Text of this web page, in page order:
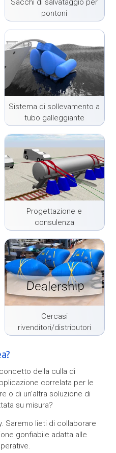
Sacchi di salvataggio per
pontoni
Sistema di sollevamento a
tubo galleggiante
gonfiabile
Progettazione e
consulenza
Cercasi
rivenditori/distributori
della culla di
correlata per le
o di un'altra soluzione di
su misura?
Saremo lieti di collaborare
gonfiabile adatta alle